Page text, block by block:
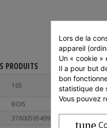
PRODUITS
165
BOIS
3760059549925
Poids
Lors de la
appareil
Un « cookie »
Il a pour but
bon
statistique de
Vous pouvez
tune